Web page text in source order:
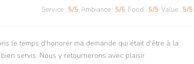
Service : 5/5 Ambiance : 5/5 Food : 5/5 Value : 5/5
le temps d'honorer ma demande qui était d'être à la
servis. Nous y retournerons avec plaisir.